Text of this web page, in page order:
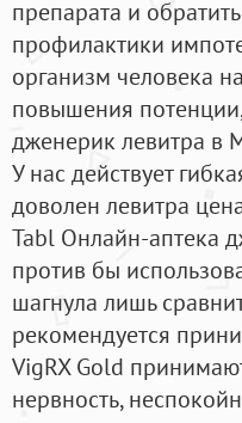
препарата и
профилактики
организм человека
повышения
дженерик левитра в
У нас действует
доволен левитра
Tabl Онлайн-аптека
против бы
шагнула лишь
рекомендуется
VigRX Gold
нервность,